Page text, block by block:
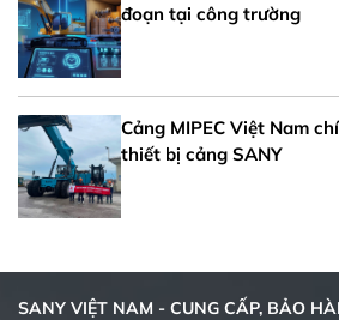
đoạn tại công trường
Cảng MIPEC Việt Nam
thiết bị cảng SANY
SANY VIỆT NAM - CUNG CẤP, BẢO